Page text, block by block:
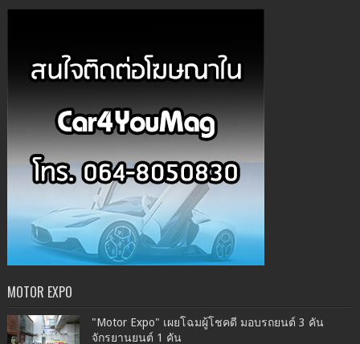
MOTOR EXPO
"Motor Expo" เผยโฉมผู้โชคดี มอบรถยนต์ 3 คัน
จักรยานยนต์ 1 คัน